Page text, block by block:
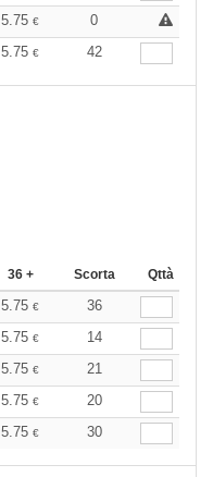
5.75 €
0
5.75 € 42
36 + Scorta Qttà
5.75 €
36
5.75 €
14
5.75 €
21
5.75 €
20
5.75 € 30